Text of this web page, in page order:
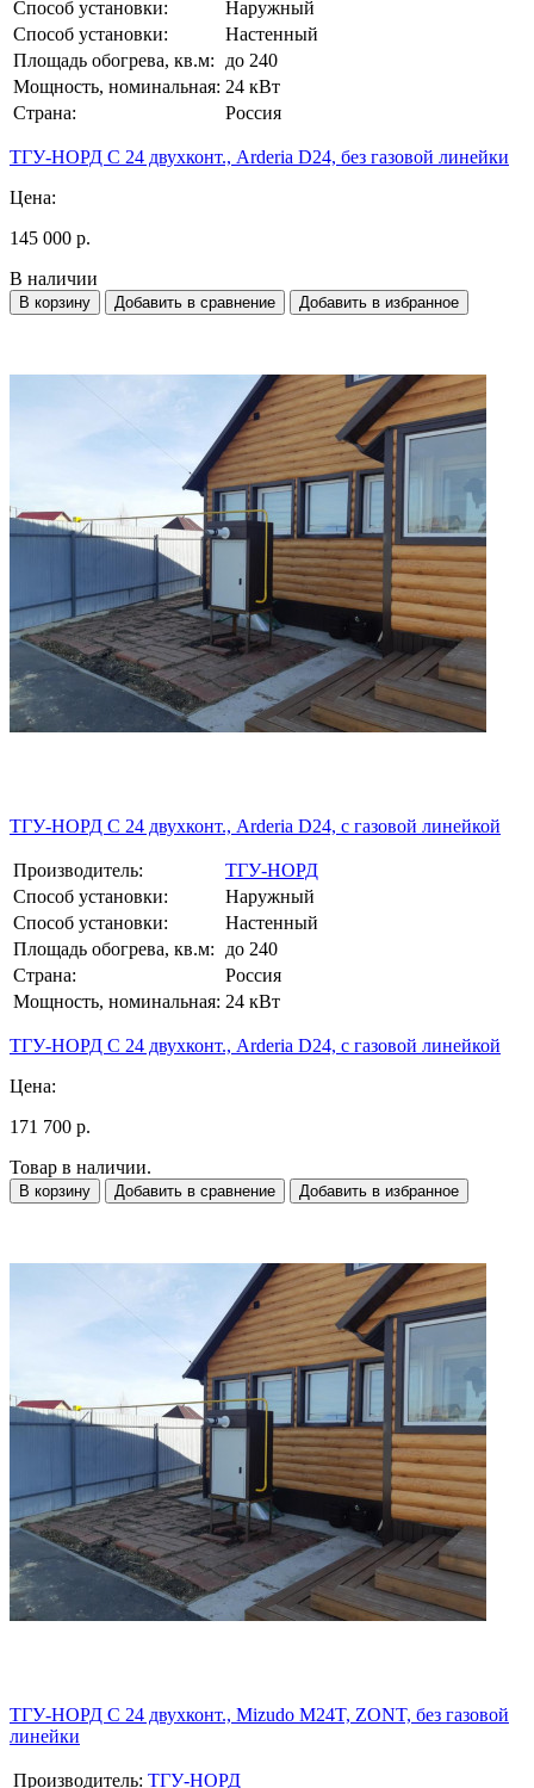
Способ установки:
Наружный
Способ установки:
Настенный
Площадь обогрева, кв.м:
до 240
Мощность, номинальная: 24 кВт
Страна:
Россия
ТГУ-НОРД С 24 двухконт., Arderia D24, без газовой линейки
Цена:
145 000 р.
В наличии
В корзину Добавить в сравнение Добавить в избранное
ТГУ-НОРД С 24 двухконт., Arderia D24, с газовой линейкой
Производитель:
ТГУ-НОРД
Способ установки:
Наружный
Способ установки:
Настенный
Площадь обогрева, кв.м:
до 240
Страна:
Россия
Мощность, номинальная: 24 кВт
ТГУ-НОРД С 24 двухконт., Arderia D24, с газовой линейкой
Цена:
171 700 р.
Товар в наличии.
В корзину Добавить в сравнение Добавить в избранное
ТГУ-НОРД С 24 двухконт., Mizudo M24T, ZONT, без газовой
линейки
Производитель: ТГУ-НОРД